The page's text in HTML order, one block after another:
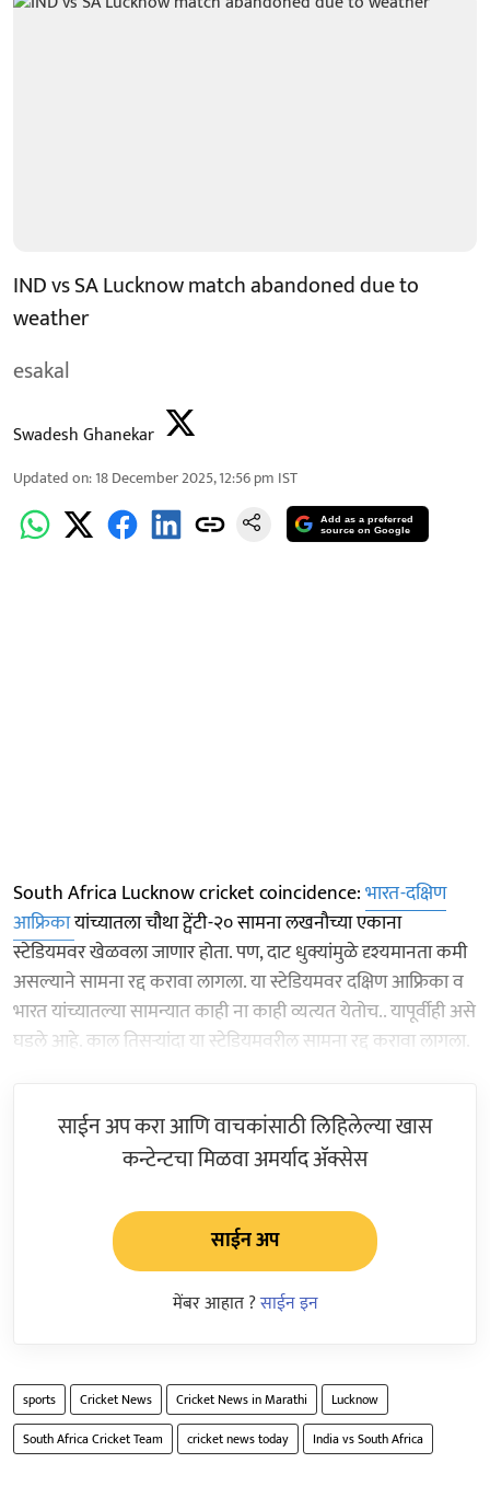
IND vs SA Lucknow match abandoned due to
weather
esakal
Swadesh Ghanekar
Updated on:18 December 2025, 12:56 pm IST
Add as a preferred
source on Google
South Africa Lucknow cricket coincidence:भारत-दक्षिण
आफ्रिकायांच्यातला चौथा ट्वेंटी-२० सामना लखनौच्या एकाना
स्टेडियमवर खेळवला जाणार होता. पण, दाट धुक्यांमुळे दृश्यमानता कमी
असल्याने सामना रद्द करावा लागला. या स्टेडियमवर दक्षिण आफ्रिका व
भारत यांच्यातल्या सामन्यात काही ना काही व्यत्यत येतोच.. यापूर्वीही असे
घडले आहे. काल तिसऱ्यांदा या स्टेडियमवरील सामना रद्द करावा लागला.
साईन अप करा आणि वाचकांसाठी लिहिलेल्या खास
कन्टेन्टचा मिळवा अमर्याद ॲक्सेस
साईन अप
मेंबर आहात ?साईन इन
sports Cricket News Cricket News in Marathi
Lucknow
South Africa Cricket Team
cricket news today India vs South Africa